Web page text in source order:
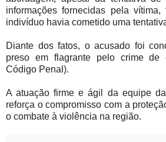
informações fornecidas pela
indivíduo havia cometido uma
Diante dos fatos, o acusado foi
preso em flagrante pelo crime de
Código Penal).
A atuação firme e ágil da equipe
reforça o compromisso com a
o combate à violência na região.